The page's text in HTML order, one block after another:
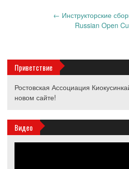
← Инструкторские
Russian Open
Приветствие
Ростовская Ассоциация
новом сайте!
Видео